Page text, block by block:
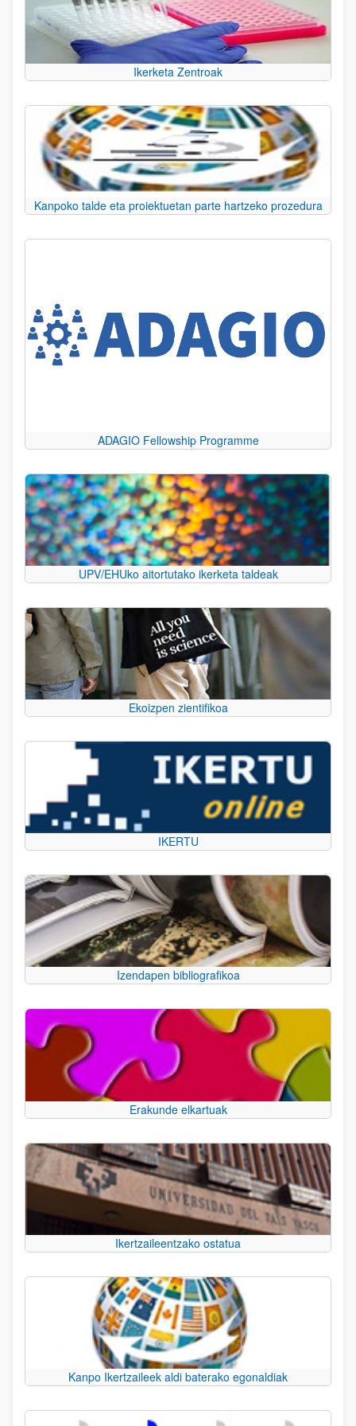
Ikerketa Zentroak
Kanpoko talde eta proiektuetan parte hartzeko prozedura
ADAGIO Fellowship Programme
UPV/EHUko aitortutako ikerketa taldeak
Ekoizpen zientifikoa
IKERTU
Izendapen bibliografikoa
Erakunde elkartuak
Ikertzaileentzako ostatua
Kanpo Ikertzaileek aldi baterako egonaldiak